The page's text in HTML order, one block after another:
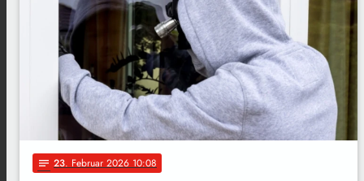
notes 23. Februar 2026 10:08